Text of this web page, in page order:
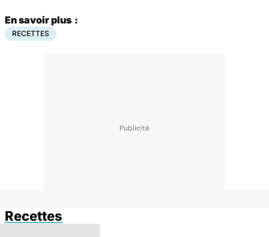
En savoir plus :
RECETTES
Recettes